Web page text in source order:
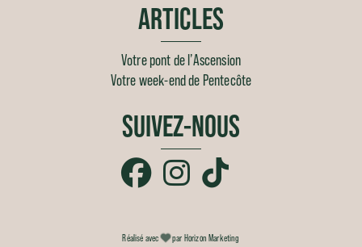
ARTICLES
Votre pont de l’Ascension
Votre week-end de Pentecôte
SUIVEZ-NOUS
Réalisé avec
par Horizon Marketing